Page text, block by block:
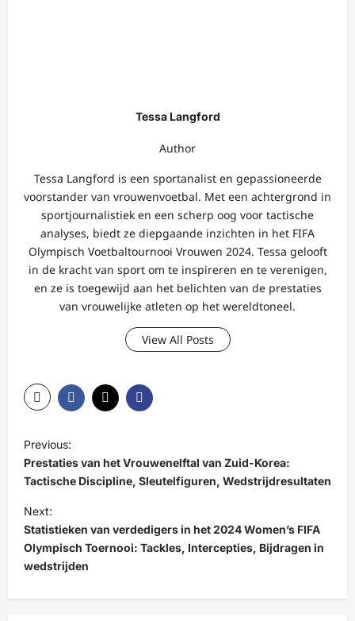
Tessa Langford
Author
Tessa Langford is een sportanalist en gepassioneerde
voorstander van vrouwenvoetbal. Met een achtergrond in
sportjournalistiek en een scherp oog voor tactische
analyses, biedt ze diepgaande inzichten in het FIFA
Olympisch Voetbaltournooi Vrouwen 2024. Tessa gelooft
in de kracht van sport om te inspireren en te verenigen,
en ze is toegewijd aan het belichten van de prestaties
van vrouwelijke atleten op het wereldtoneel.
View All Posts
P
o
s
t
n
a
Previous:
Prestaties van het Vrouwenelftal van Zuid-Korea:
Tactische Discipline, Sleutelfiguren, Wedstrijdresultaten
Next:
Statistieken van verdedigers in het 2024 Women’s FIFA
Olympisch Toernooi: Tackles, Intercepties, Bijdragen in
wedstrijden